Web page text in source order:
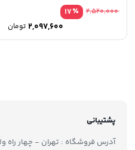
٪17
2,520,000
تومان
پشتیبانی
آدرس فروشگاه : تهران - چهار راه